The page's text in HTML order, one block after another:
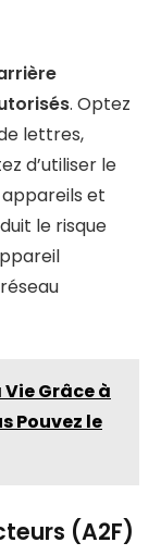
. Optez
lettres,
d’utiliser le
et
le risque
Grâce à
Pouvez le
(A2F)